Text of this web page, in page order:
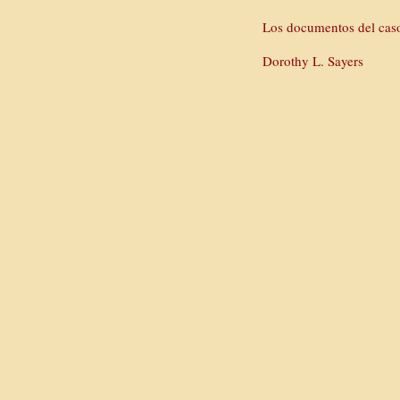
Los documentos del
Dorothy L. Sayers